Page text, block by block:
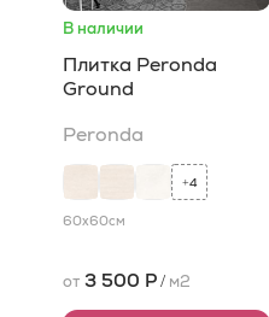
В наличии
Плитка Peronda
Ground
Peronda
+4
60x60см
от 3 500 Р/ м2